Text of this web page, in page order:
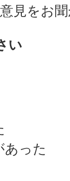
見をお
い
あった